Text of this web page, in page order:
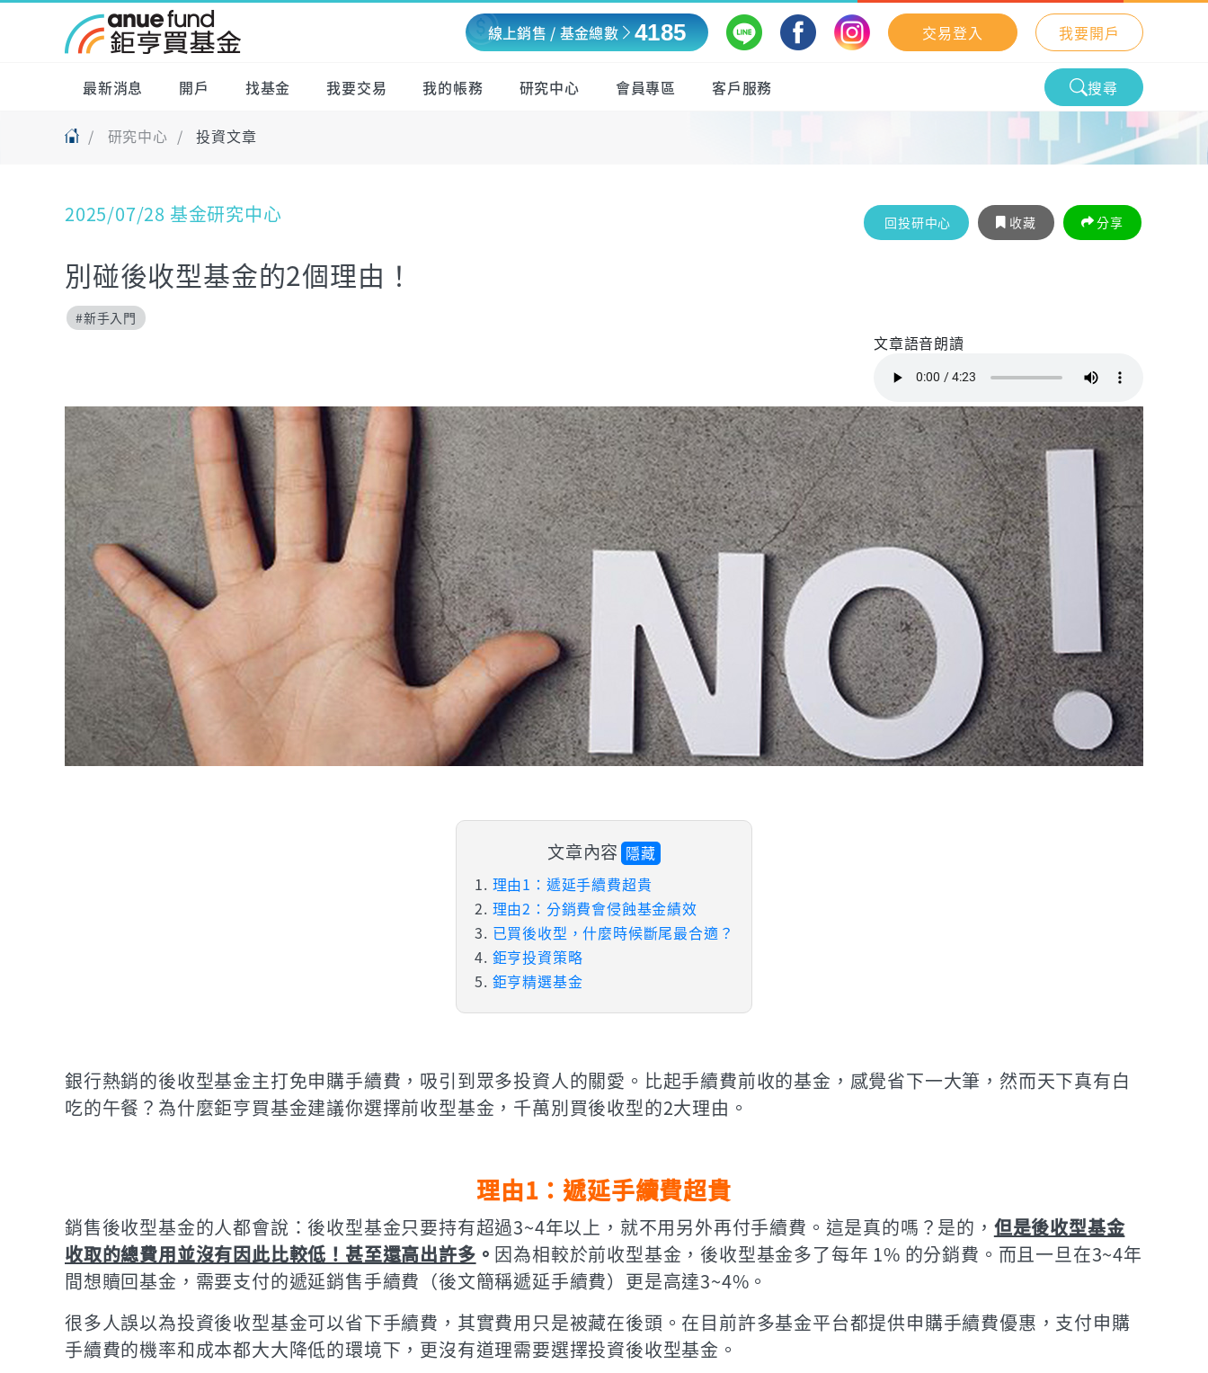
線上銷售 / 基金總數 4185 交易登入 我要開戶
最新消息 開戶 找基金 我要交易 我的帳務 研究中心 會員專區 客戶服務 搜尋
研究中心 投資文章
2025/07/28 基金研究中心 回投研中心 收藏 分享
別碰後收型基金的2個理由！
#新手入門
文章語音朗讀
文章內容 隱藏
理由1：遞延手續費超貴
理由2：分銷費會侵蝕基金績效
已買後收型，什麼時候斷尾最合適？
鉅亨投資策略
鉅亨精選基金
銀行熱銷的後收型基金主打免申購手續費，吸引到眾多投資人的關愛。比起手續費前收的基金，感覺省下一大筆，然而天下真有白
吃的午餐？為什麼鉅亨買基金建議你選擇前收型基金，千萬別買後收型的2大理由。
理由1：遞延手續費超貴
銷售後收型基金的人都會說：後收型基金只要持有超過3~4年以上，就不用另外再付手續費。這是真的嗎？是的， 但是後收型基金
收取的總費用並沒有因此比較低！甚至還高出許多 。 因為相較於前收型基金，後收型基金多了每年 1% 的分銷費。而且一旦在3~4年
間想贖回基金，需要支付的遞延銷售手續費（後文簡稱遞延手續費）更是高達3~4%。
很多人誤以為投資後收型基金可以省下手續費，其實費用只是被藏在後頭。在目前許多基金平台都提供申購手續費優惠，支付申購
手續費的機率和成本都大大降低的環境下，更沒有道理需要選擇投資後收型基金。